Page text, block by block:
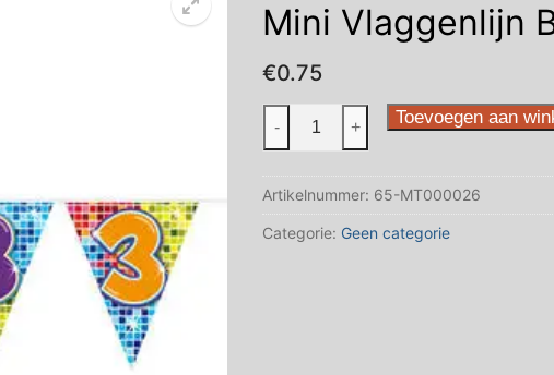
Mini Vlaggenlijn
€0.75
3
jaar
- + Toevoegen aan
Artikelnummer: 65-MT000026
Categorie: Geen categorie